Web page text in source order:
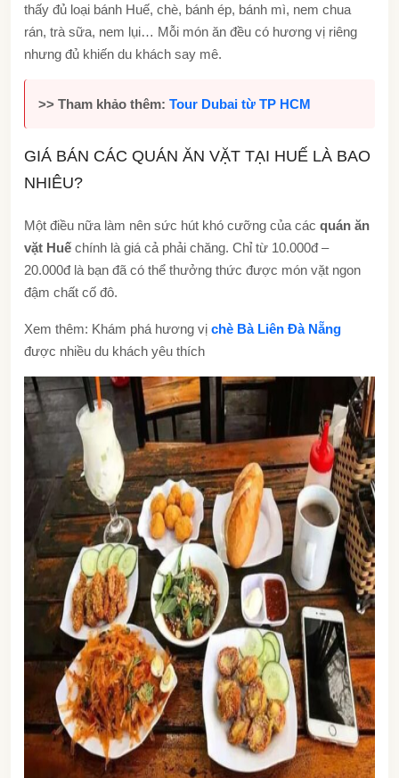
thấy đủ loại bánh Huế, chè, bánh ép, bánh mì, nem chua
rán, trà sữa, nem lụi… Mỗi món ăn đều có hương vị riêng
nhưng đủ khiến du khách say mê.
>> Tham khảo thêm: Tour Dubai từ TP HCM
GIÁ BÁN CÁC QUÁN ĂN VẶT TẠI HUẾ LÀ BAO
NHIÊU?
Một điều nữa làm nên sức hút khó cưỡng của các quán ăn
vặt Huế chính là giá cả phải chăng. Chỉ từ 10.000đ –
20.000đ là bạn đã có thể thưởng thức được món vặt ngon
đậm chất cố đô.
Xem thêm: Khám phá hương vị chè Bà Liên Đà Nẵng
được nhiều du khách yêu thích